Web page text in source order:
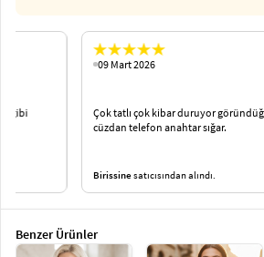
gibi
09 Mart 2026
Çok tatlı çok kibar duruyor
cüzdan telefon anahtar sığar.
Birissinesatıcısından alındı.
Benzer Ürünler